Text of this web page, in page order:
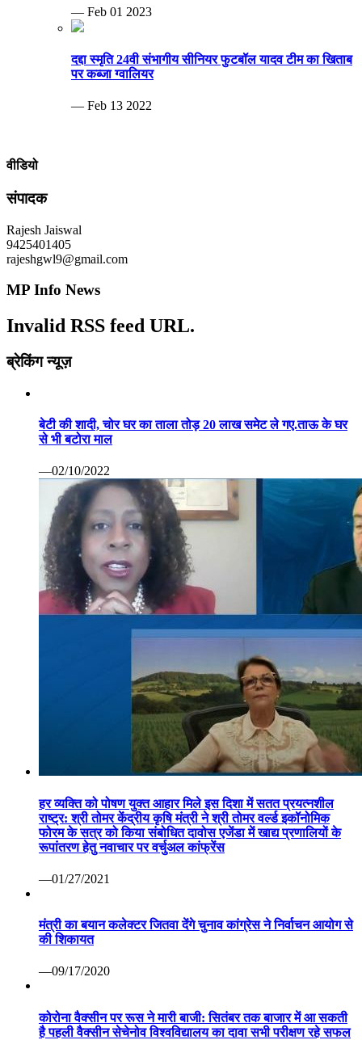
— Feb 01 2023
दद्दा स्मृति 24वी संभागीय सीनियर फुटबॉल यादव टीम का खिताब
पर कब्जा ग्वालियर
— Feb 13 2022
वीडियो
संपादक
Rajesh Jaiswal
9425401405
rajeshgwl9@gmail.com
MP Info News
Invalid RSS feed URL.
ब्रेकिंग न्यूज़
बेटी की शादी, चोर घर का ताला तोड़ 20 लाख समेट ले गए.ताऊ के घर
से भी बटोरा माल
—02/10/2022
हर व्यक्ति को पोषण युक्त आहार मिले इस दिशा में सतत प्रयत्नशील
राष्ट्र: श्री तोमर केंद्रीय कृषि मंत्री ने श्री तोमर वर्ल्ड इकॉनोमिक
फोरम के सत्र को किया संबोधित दावोस एजेंडा में खाद्य प्रणालियों के
रूपांतरण हेतु नवाचार पर वर्चुअल कांफ्रेंस
—01/27/2021
मंत्री का बयान कलेक्टर जितवा देंगे चुनाव कांग्रेस ने निर्वाचन आयोग से
की शिकायत
—09/17/2020
कोरोना वैक्सीन पर रूस ने मारी बाजी: सितंबर तक बाजार में आ सकती
है पहली वैक्सीन सेचेनोव विश्वविद्यालय का दावा सभी परीक्षण रहे सफल